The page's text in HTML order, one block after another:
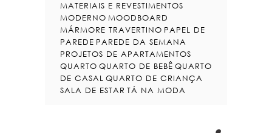
MATERIAIS E REVESTIMENTOS
MODERNO MOODBOARD
MÁRMORE TRAVERTINO PAPEL DE
PAREDE PAREDE DA SEMANA
PROJETOS DE APARTAMENTOS
QUARTO QUARTO DE BEBÊ QUARTO
DE CASAL QUARTO DE CRIANÇA
SALA DE ESTAR TÁ NA MODA